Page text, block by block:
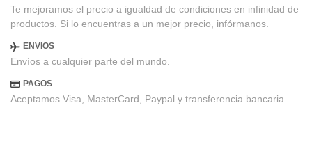
Te mejoramos el precio a igualdad de condiciones en infinidad de
productos. Si lo encuentras a un mejor precio, infórmanos.
ENVIOS
Envíos a cualquier parte del mundo.
PAGOS
Aceptamos Visa, MasterCard, Paypal y transferencia bancaria